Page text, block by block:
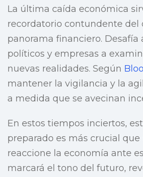
La última caída económica
recordatorio contundente del
panorama financiero. Desafía
políticos y empresas a
nuevas realidades. Según
mantener la vigilancia y la
a medida que se avecinan
En estos tiempos inciertos,
preparado es más crucial que
reaccione la economía ante
marcará el tono del futuro,